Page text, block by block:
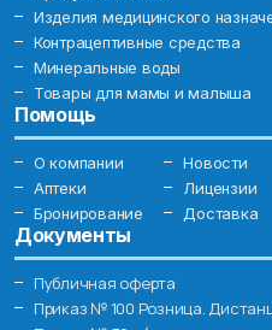
Изделия медицинского
Контрацептивные средства
Минеральные воды
Товары для мамы и малыша
Помощь
О компании Новости
Аптеки
Лицензии
Бронирование
Доставка
Документы
Публичная оферта
Приказ № 100 Розница.